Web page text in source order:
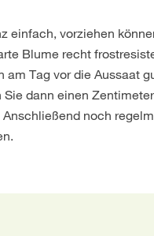
einfach, vorziehen
Blume recht
am Tag vor die Aussaat
dann einen
noch